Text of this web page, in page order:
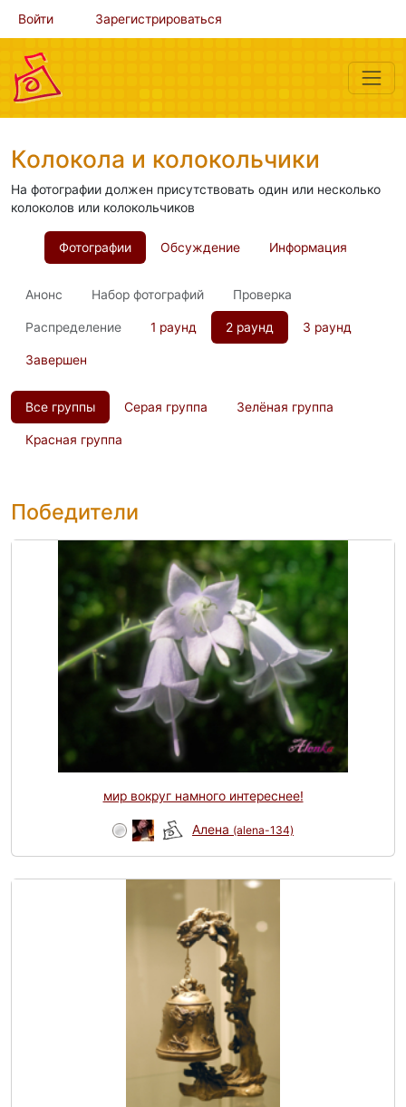
Войти Зарегистрироваться
Колокола и колокольчики
На фотографии должен присутствовать один или несколько
колоколов или колокольчиков
Фотографии Обсуждение Информация
Анонс Набор фотографий Проверка
Распределение 1 раунд 2 раунд 3 раунд
Завершен
Все группы Серая группа Зелёная группа
Красная группа
Победители
мир вокруг намного интереснее!
Алена (alena-134)